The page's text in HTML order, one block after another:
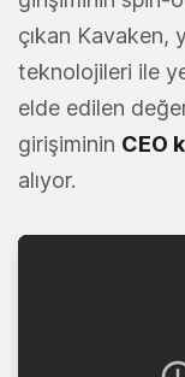
çıkan Kavaken,
teknolojileri ile
elde edilen
girişiminin CEO
alıyor.